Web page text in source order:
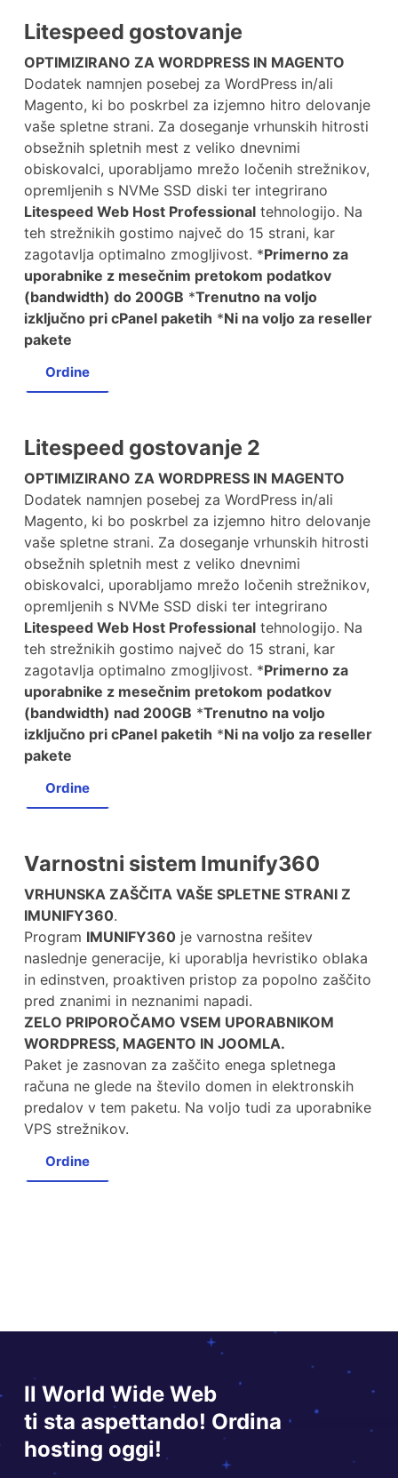
Litespeed gostovanje
OPTIMIZIRANO ZA WORDPRESS IN MAGENTO
Dodatek namnjen posebej za WordPress in/ali
Magento, ki bo poskrbel za izjemno hitro delovanje
vaše spletne strani. Za doseganje vrhunskih hitrosti
obsežnih spletnih mest z veliko dnevnimi
obiskovalci, uporabljamo mrežo ločenih strežnikov,
opremljenih s NVMe SSD diski ter integrirano
Litespeed Web Host Professional tehnologijo. Na
teh strežnikih gostimo največ do 15 strani, kar
zagotavlja optimalno zmogljivost. *Primerno za
uporabnike z mesečnim pretokom podatkov
(bandwidth) do 200GB *Trenutno na voljo
izključno pri cPanel paketih *Ni na voljo za reseller
pakete
Ordine
Litespeed gostovanje 2
OPTIMIZIRANO ZA WORDPRESS IN MAGENTO
Dodatek namnjen posebej za WordPress in/ali
Magento, ki bo poskrbel za izjemno hitro delovanje
vaše spletne strani. Za doseganje vrhunskih hitrosti
obsežnih spletnih mest z veliko dnevnimi
obiskovalci, uporabljamo mrežo ločenih strežnikov,
opremljenih s NVMe SSD diski ter integrirano
Litespeed Web Host Professional tehnologijo. Na
teh strežnikih gostimo največ do 15 strani, kar
zagotavlja optimalno zmogljivost. *Primerno za
uporabnike z mesečnim pretokom podatkov
(bandwidth) nad 200GB *Trenutno na voljo
izključno pri cPanel paketih *Ni na voljo za reseller
pakete
Ordine
Varnostni sistem Imunify360
VRHUNSKA ZAŠČITA VAŠE SPLETNE STRANI Z
IMUNIFY360.
Program IMUNIFY360 je varnostna rešitev
naslednje generacije, ki uporablja hevristiko oblaka
in edinstven, proaktiven pristop za popolno zaščito
pred znanimi in neznanimi napadi.
ZELO PRIPOROČAMO VSEM UPORABNIKOM
WORDPRESS, MAGENTO IN JOOMLA.
Paket je zasnovan za zaščito enega spletnega
računa ne glede na število domen in elektronskih
predalov v tem paketu. Na voljo tudi za uporabnike
VPS strežnikov.
Ordine
Il World Wide Web
ti sta aspettando! Ordina
hosting oggi!